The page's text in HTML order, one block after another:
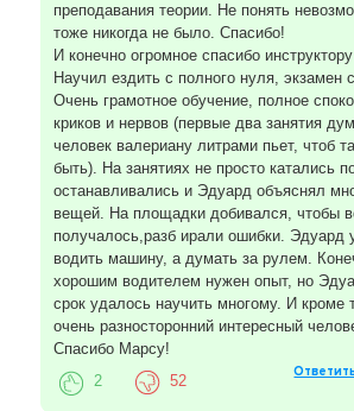
преподавания теории. Не понять
тоже никогда не было. Спасибо!
И конечно огромное спасибо
Научил ездить с полного нуля, экзамен
Очень грамотное обучение, полное
криков и нервов (первые два занятия
человек валериану литрами пьет, чтоб
быть). На занятиях не просто катались
останавливались и Эдуард объяснял
вещей. На площадки добивался, чтобы
получалось,разб ирали ошибки. Эдуард
водить машину, а думать за рулем.
хорошим водителем нужен опыт, но
срок удалось научить многому. И кроме
очень разносторонний интересный
Спасибо Марсу!
2 52